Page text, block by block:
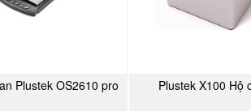
Plustek OS2610 pro
MUA NGAY Plustek X100 Hộ
MUA